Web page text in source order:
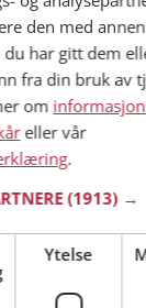
den med annen
har gitt dem
fra din bruk av
om
eller vår
.
(1913) →
Ytelse